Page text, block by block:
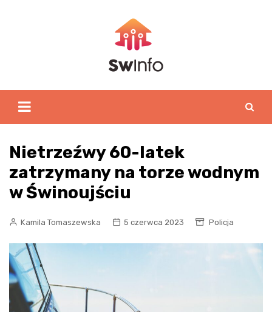
Nietrzeźwy 60-latek
zatrzymany na torze wodnym
w Świnoujściu
Kamila Tomaszewska 5 czerwca 2023 Policja